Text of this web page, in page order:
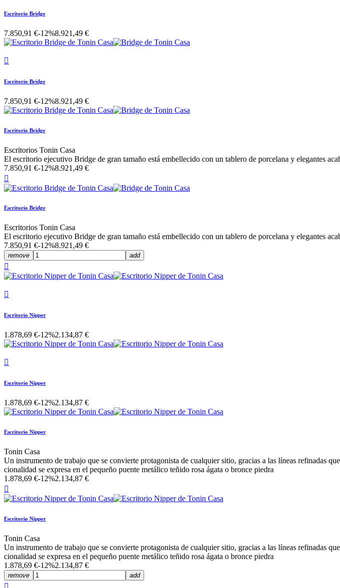
Escritorio Bridge
7.850,91 €-12%8.921,49 €

Escritorio Bridge
7.850,91 €-12%8.921,49 €
Escritorio Bridge
Escritorios Tonin Casa
El escritorio ejecutivo Bridge de gran tamaño está embellecido con un tablero de porcelana y elegantes
7.850,91 €-12%8.921,49 €

Escritorio Bridge
Escritorios Tonin Casa
El escritorio ejecutivo Bridge de gran tamaño está embellecido con un tablero de porcelana y elegantes
7.850,91 €-12%8.921,49 €
remove add


Escritorio Nipper
1.878,69 €-12%2.134,87 €

Escritorio Nipper
1.878,69 €-12%2.134,87 €
Escritorio Nipper
Tonin Casa
Un instrumento de trabajo que se convierte protagonista de cualquier sitio, gracias a las líneas refinadas
cionalidad se expresa en el pequeño puente metálico teñido rosa ágata o bronce piedra
1.878,69 €-12%2.134,87 €

Escritorio Nipper
Tonin Casa
Un instrumento de trabajo que se convierte protagonista de cualquier sitio, gracias a las líneas refinadas
cionalidad se expresa en el pequeño puente metálico teñido rosa ágata o bronce piedra
1.878,69 €-12%2.134,87 €
remove add